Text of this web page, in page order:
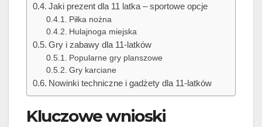
Jaki prezent dla 11 latka – sportowe opcje
Piłka nożna
Hulajnoga miejska
Gry i zabawy dla 11-latków
Popularne gry planszowe
Gry karciane
Nowinki techniczne i gadżety dla 11-latków
Kluczowe wnioski